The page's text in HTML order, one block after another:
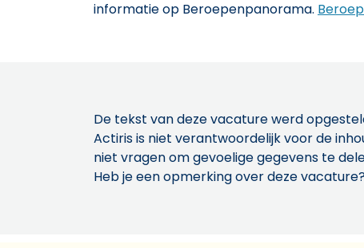
informatie op Beroepenpanorama.
De tekst van deze vacature werd
Actiris is niet verantwoordelijk voor de
niet vragen om gevoelige gegevens te
Heb je een opmerking over deze